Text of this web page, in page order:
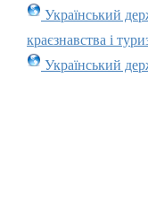
Український
краєзнавства і
Український